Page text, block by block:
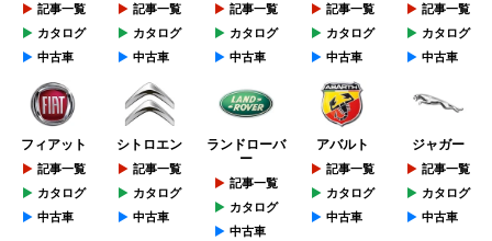
記事一覧
カタログ
中古車
記事一覧
カタログ
中古車
記事一覧
カタログ
中古車
記事一覧
カタログ
中古車
記事一覧
カタログ
中古車
フィアット
記事一覧
カタログ
中古車
シトロエン
記事一覧
カタログ
中古車
ランドローバ
ー
記事一覧
カタログ
中古車
アバルト
記事一覧
カタログ
中古車
ジャガー
記事一覧
カタログ
中古車